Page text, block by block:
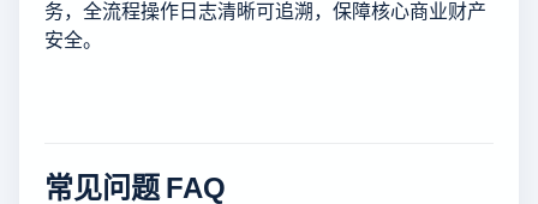
务，全流程操作日志清晰可追溯，保障核心商业财产
安全。
常见问题 FAQ